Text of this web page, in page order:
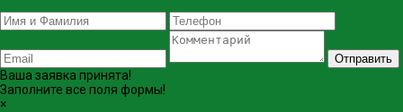
Отправить
Ваша заявка принята!
Заполните все поля формы!
×